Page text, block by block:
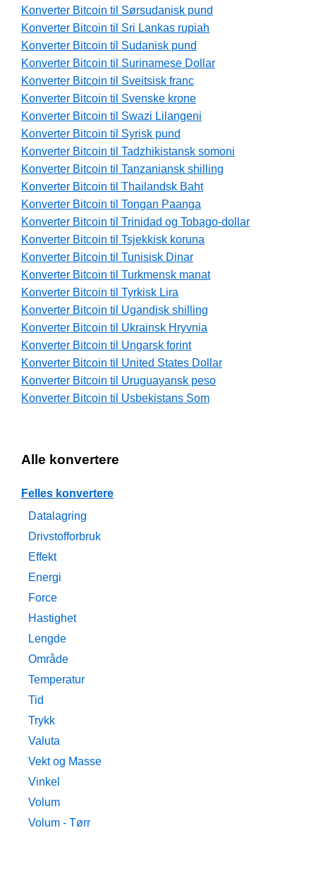
Konverter Bitcoin til Sørsudanisk pund
Konverter Bitcoin til Sri Lankas rupiah
Konverter Bitcoin til Sudanisk pund
Konverter Bitcoin til Surinamese Dollar
Konverter Bitcoin til Sveitsisk franc
Konverter Bitcoin til Svenske krone
Konverter Bitcoin til Swazi Lilangeni
Konverter Bitcoin til Syrisk pund
Konverter Bitcoin til Tadzhikistansk somoni
Konverter Bitcoin til Tanzaniansk shilling
Konverter Bitcoin til Thailandsk Baht
Konverter Bitcoin til Tongan Paanga
Konverter Bitcoin til Trinidad og Tobago-dollar
Konverter Bitcoin til Tsjekkisk koruna
Konverter Bitcoin til Tunisisk Dinar
Konverter Bitcoin til Turkmensk manat
Konverter Bitcoin til Tyrkisk Lira
Konverter Bitcoin til Ugandisk shilling
Konverter Bitcoin til Ukrainsk Hryvnia
Konverter Bitcoin til Ungarsk forint
Konverter Bitcoin til United States Dollar
Konverter Bitcoin til Uruguayansk peso
Konverter Bitcoin til Usbekistans Som
Alle konvertere
Felles konvertere
Datalagring
Drivstofforbruk
Effekt
Energi
Force
Hastighet
Lengde
Område
Temperatur
Tid
Trykk
Valuta
Vekt og Masse
Vinkel
Volum
Volum - Tørr